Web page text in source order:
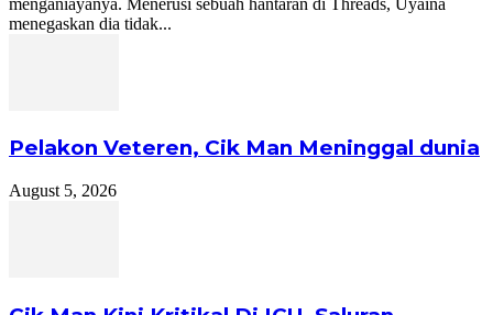
menegaskan dia tidak...
Pelakon Veteren, Cik Man Meninggal dunia
August 5, 2026